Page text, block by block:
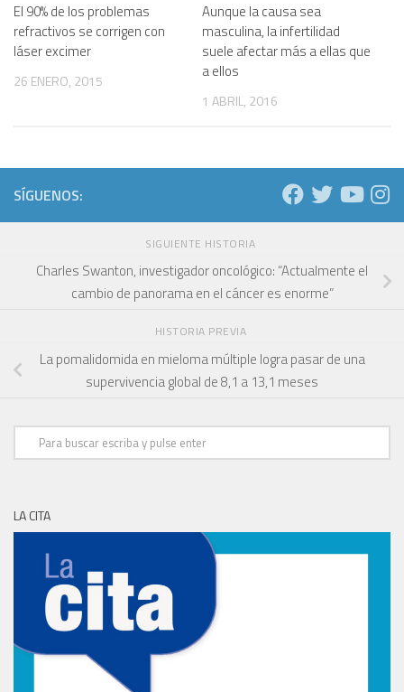
El 90% de los problemas
refractivos se corrigen con
láser excimer
26 ENERO, 2015
Aunque la causa sea
masculina, la infertilidad
suele afectar más a ellas que
a ellos
1 ABRIL, 2016
SÍGUENOS:
SIGUIENTE HISTORIA
Charles Swanton, investigador oncológico: “Actualmente el
cambio de panorama en el cáncer es enorme”
HISTORIA PREVIA
La pomalidomida en mieloma múltiple logra pasar de una
supervivencia global de 8,1 a 13,1 meses
LA CITA